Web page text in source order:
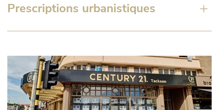
Prescriptions urbanistiques